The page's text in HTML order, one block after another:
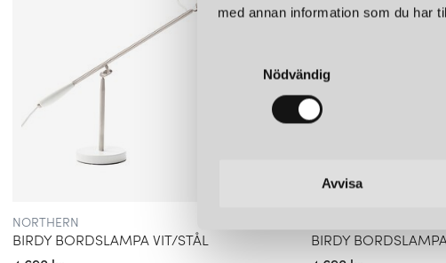
med annan information som du har
v
Nödvändig
Avvisa
NORTHERN
BIRDY BORDSLAMPA VIT/STÅL
BIRDY